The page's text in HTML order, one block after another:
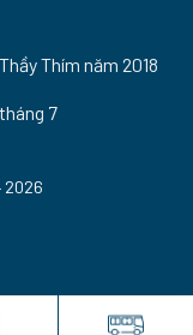
Thím năm 2018
7
2026